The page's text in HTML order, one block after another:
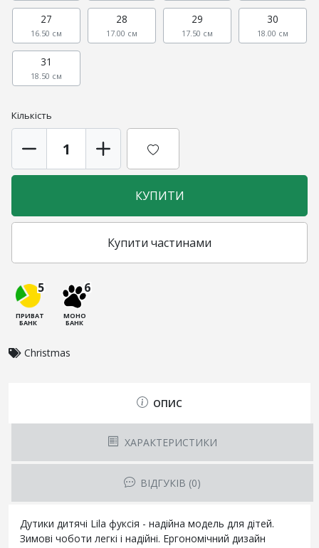
27
16.50 см
28
17.00 см
29
17.50 см
30
18.00 см
31
18.50 см
Кількість
КУПИТИ
Купити частинами
5
ПРИВАТ
БАНК
6
МОНО
БАНК
Christmas
ОПИС
ХАРАКТЕРИСТИКИ
ВІДГУКІВ (0)
Дутики дитячі Lila фуксія - надійна модель для дітей.
Зимові чоботи легкі і надійні. Ергономічний дизайн